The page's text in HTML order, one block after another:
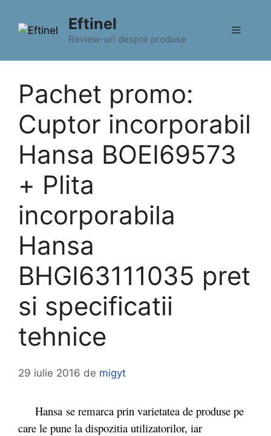
conținut
Eftinel
Review-uri despre produse
Meniu
Pachet promo:
Cuptor incorporabil
Hansa BOEI69573
+ Plita
incorporabila
Hansa
BHGI63111035 pret
si specificatii
tehnice
29 iulie 2016 de migyt
Hansa se remarca prin varietatea de produse pe
care le pune la dispozitia utilizatorilor, iar